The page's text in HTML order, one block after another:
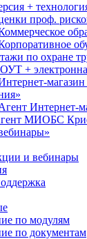
+
проф.
по охране
+
магазин
Интернет-
МИОБС
и вебинары
по модулям
по документам